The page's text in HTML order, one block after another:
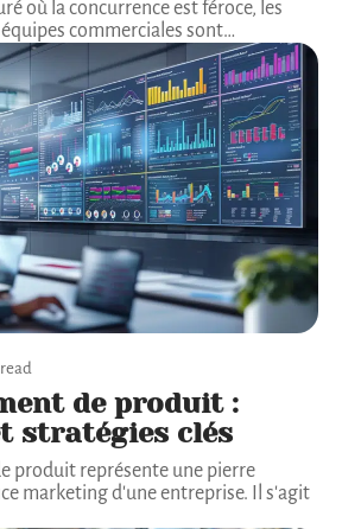
où la concurrence est féroce, les
commerciales sont…
de produit :
stratégies clés
produit représente une pierre
marketing d'une entreprise. Il s'agit